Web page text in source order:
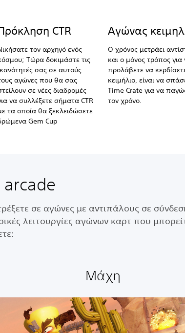
CTR
τον αρχηγό ενός
Τώρα δοκιμάστε τις
σας σε αυτούς
αγώνες που θα σας
σε νέες διαδρομές
να συλλέξετε σήματα CTR
τα οποία θα ξεκλειδώσετε
Gem Cup
Αγώνας
Ο χρόνος μετράει
και ο μόνος τρόπος για
προλάβετε να
κειμήλιο, είναι να
Time Crate για να
τον χρόνο.
σε αγώνες με αντιπάλους σε
λειτουργίες αγώνων καρτ που
Μάχη